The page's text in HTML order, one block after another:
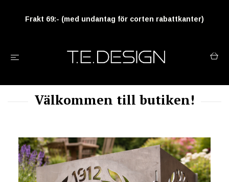
Frakt 69:- (med undantag för corten rabattkanter)